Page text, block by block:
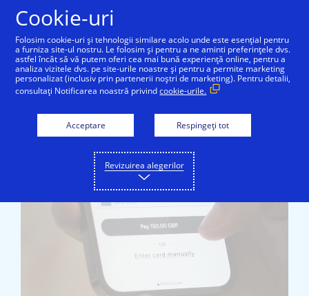
Consumers Merchants Issuers
Cookie-uri
Folosim cookie-uri și tehnologii similare acolo unde este esențial pentru
a furniza site-ul nostru. Le folosim și pentru a ne aminti preferințele dvs.
astfel încât să vă putem oferi cea mai bună experiență online, pentru a
analiza vizitele dvs. pe site-urile noastre și pentru a permite marketing
personalizat (inclusiv prin partenerii noștri de marketing). Pentru detalii,
consultați Notificarea noastră privindcookie-urile.
Acceptare Respingeți tot
Revizuirea alegerilor